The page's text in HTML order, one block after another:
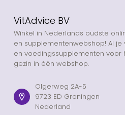
VitAdvice BV
Winkel in Nederlands oudste
en supplementenwebshop! Al je
en voedingssupplementen voor
gezin in één webshop.
Olgerweg 2A-5
9723 ED Groningen
Nederland